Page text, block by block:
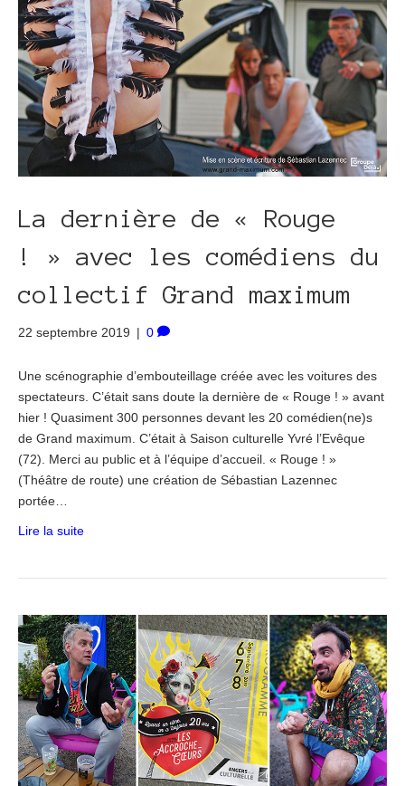
La dernière de « Rouge
! » avec les comédiens du
collectif Grand maximum
22 septembre 2019 | 0
Une scénographie d’embouteillage créée avec les voitures des
spectateurs. C’était sans doute la dernière de « Rouge ! » avant
hier ! Quasiment 300 personnes devant les 20 comédien(ne)s
de Grand maximum. C’était à Saison culturelle Yvré l’Evêque
(72). Merci au public et à l’équipe d’accueil. « Rouge ! »
(Théâtre de route) une création de Sébastian Lazennec
portée…
Lire la suite